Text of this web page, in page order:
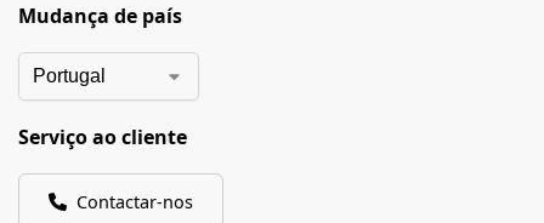
Serviço ao cliente
Contactar-nos
Mudança de país